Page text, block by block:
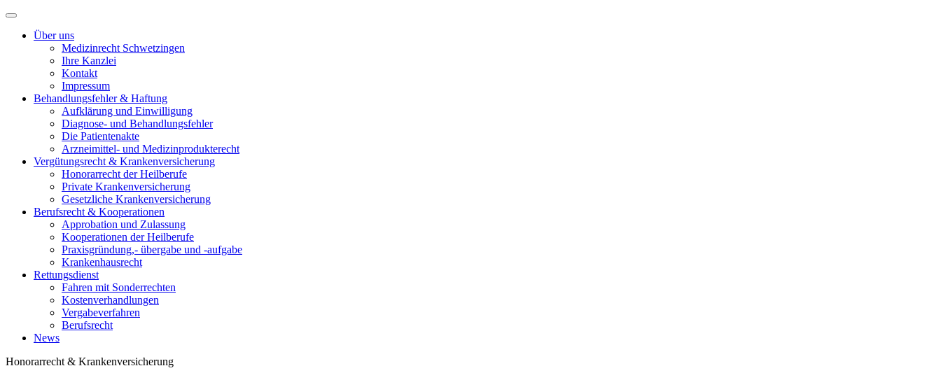
Über uns
Medizinrecht Schwetzingen
Ihre Kanzlei
Kontakt
Impressum
Behandlungsfehler & Haftung
Aufklärung und Einwilligung
Diagnose- und Behandlungsfehler
Die Patientenakte
Arzneimittel- und Medizinprodukterecht
Vergütungsrecht & Krankenversicherung
Honorarrecht der Heilberufe
Private Krankenversicherung
Gesetzliche Krankenversicherung
Berufsrecht & Kooperationen
Approbation und Zulassung
Kooperationen der Heilberufe
Praxisgründung,- übergabe und -aufgabe
Krankenhausrecht
Rettungsdienst
Fahren mit Sonderrechten
Kostenverhandlungen
Vergabeverfahren
Berufsrecht
News
Honorarrecht & Krankenversicherung